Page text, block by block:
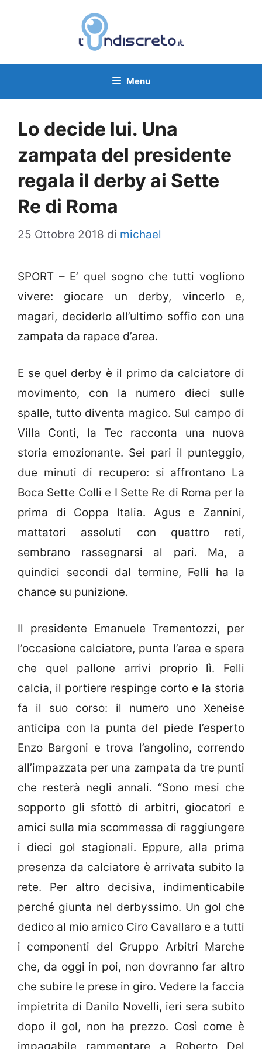
Menu
Lo decide lui. Una
zampata del presidente
regala il derby ai Sette
Re di Roma
25 Ottobre 2018 di michael
SPORT – E’ quel sogno che tutti vogliono
vivere: giocare un derby, vincerlo e,
magari, deciderlo all’ultimo soffio con una
zampata da rapace d’area.
E se quel derby è il primo da calciatore di
movimento, con la numero dieci sulle
spalle, tutto diventa magico. Sul campo di
Villa Conti, la Tec racconta una nuova
storia emozionante. Sei pari il punteggio,
due minuti di recupero: si affrontano La
Boca Sette Colli e I Sette Re di Roma per la
prima di Coppa Italia. Agus e Zannini,
mattatori assoluti con quattro reti,
sembrano rassegnarsi al pari. Ma, a
quindici secondi dal termine, Felli ha la
chance su punizione.
Il presidente Emanuele Trementozzi, per
l’occasione calciatore, punta l’area e spera
che quel pallone arrivi proprio lì. Felli
calcia, il portiere respinge corto e la storia
fa il suo corso: il numero uno Xeneise
anticipa con la punta del piede l’esperto
Enzo Bargoni e trova l’angolino, correndo
all’impazzata per una zampata da tre punti
che resterà negli annali. “Sono mesi che
sopporto gli sfottò di arbitri, giocatori e
amici sulla mia scommessa di raggiungere
i dieci gol stagionali. Eppure, alla prima
presenza da calciatore è arrivata subito la
rete. Per altro decisiva, indimenticabile
perché giunta nel derbyssimo. Un gol che
dedico al mio amico Ciro Cavallaro e a tutti
i componenti del Gruppo Arbitri Marche
che, da oggi in poi, non dovranno far altro
che subire le prese in giro. Vedere la faccia
impietrita di Danilo Novelli, ieri sera subito
dopo il gol, non ha prezzo. Così come è